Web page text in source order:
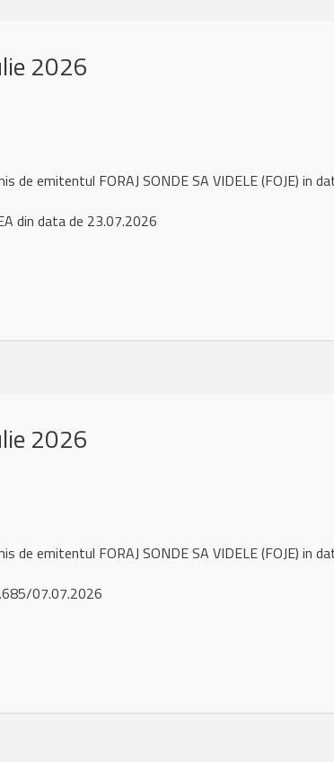
2026
de emitentul FORAJ SONDE SA VIDELE (FOJE) in
din data de 23.07.2026
2026
de emitentul FORAJ SONDE SA VIDELE (FOJE) in
07.07.2026